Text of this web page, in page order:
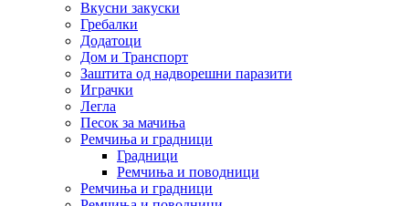
Вкусни закуски
Гребалки
Додатоци
Дом и Транспорт
Заштита од надворешни паразити
Играчки
Легла
Песок за мачиња
Ремчиња и градници
Градници
Ремчиња и поводници
Ремчиња и градници